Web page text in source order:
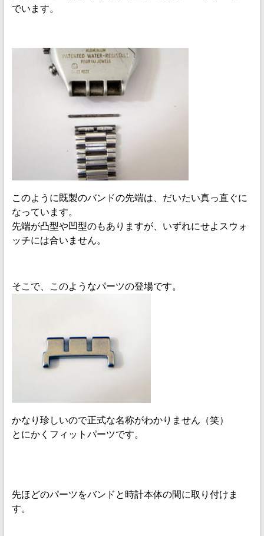
でいます。
このように既製のバンドの先端は、だいたい真っ直ぐに
なっています。
先端が凸型や凹型のもありますが、いずれにせよスウォ
ッチには合いません。
そこで、このようなパーツの登場です。
かなり珍しいので正式な名称がわかりません（笑）
とにかくフィットパーツです。
先ほどのパーツをバンドと時計本体の間に取り付けま
す。